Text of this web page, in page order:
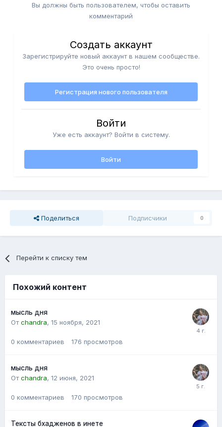
Вы должны быть пользователем, чтобы оставить
комментарий
Создать аккаунт
Зарегистрируйте новый аккаунт в нашем сообществе.
Это очень просто!
Регистрация нового пользователя
Войти
Уже есть аккаунт? Войти в систему.
Войти
Поделиться Подписчики 0
Перейти к списку тем
Похожий контент
мысль дня
Отchandra, 15 ноября, 2021
0 комментариев 176 просмотров
мысль дня
Отchandra, 12 июня, 2021
0 комментариев 170 просмотров
Тексты бхадженов в инете